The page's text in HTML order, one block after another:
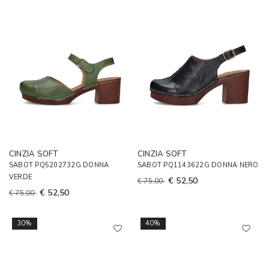
CINZIA SOFT
SABOT PQ5202732G DONNA
VERDE
€ 75,00 € 52,50
CINZIA SOFT
SABOT PQ1143622G DONNA NERO
€ 75,00 € 52,50
30% 40%